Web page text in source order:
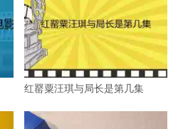
红罂粟汪琪与局长是第几集